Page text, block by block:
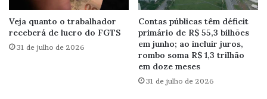
Veja quanto o trabalhador
receberá de lucro do FGTS
31 de julho de 2026
Contas públicas têm déficit
primário de R$ 55,3 bilhões
em junho; ao incluir juros,
rombo soma R$ 1,3 trilhão
em doze meses
31 de julho de 2026